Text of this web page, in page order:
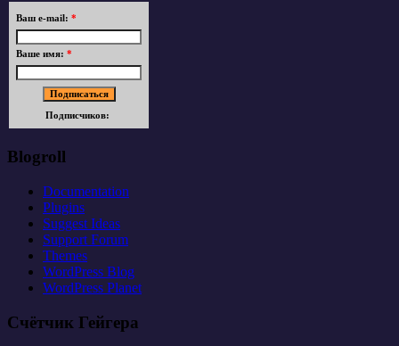
Ваш e-mail: *
Ваше имя: *
Подписчиков:
Blogroll
Documentation
Plugins
Suggest Ideas
Support Forum
Themes
WordPress Blog
WordPress Planet
Счётчик Гейгера